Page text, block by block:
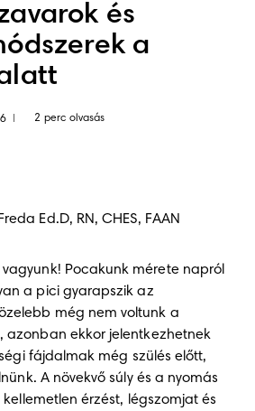
és
a
2 perc olvasás
Ed.D, RN, CHES, FAAN
Pocakunk mérete napról
a pici gyarapszik az
még nem voltunk a
azonban ekkor jelentkezhetnek
fájdalmak még szülés előtt,
A növekvő súly és a nyomás
érzést, légszomjat és